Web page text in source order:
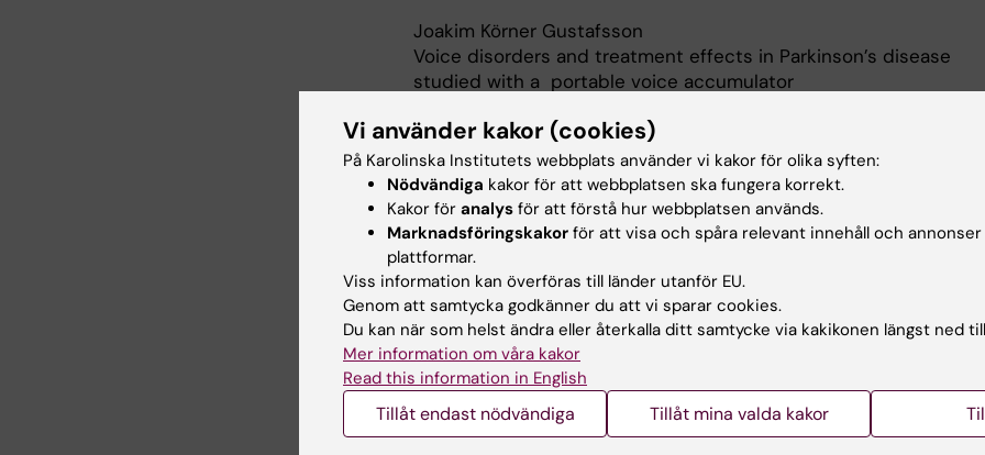
Joakim Körner Gustafsson
Voice disorders and treatment effects in Parkinson’s disease
studied with a portable voice accumulator
2019
Liv Thalén
Medical decision-making capacity among geriatric patients with
without dementia : communication-based approaches for
assessment and facilitation
2018
Sara Stormoen
Medical decision-making in Alzheimer’s disease: a linguistic
approach
Vi använder kakor (cookies)
På Karolinska Institutets webbplats använder vi kakor för olika syften:
Nödvändiga kakor för att webbplatsen ska fungera korrekt.
Kakor för analys för att förstå hur webbplatsen används.
Marknadsföringskakor för att visa och spåra relevant innehåll och
plattformar.
Viss information kan överföras till länder utanför EU.
Genom att samtycka godkänner du att vi sparar cookies.
Du kan när som helst ändra eller återkalla ditt samtycke via kakikonen längst ned
Mer information om våra kakor
Read this information in English
Tillåt endast nödvändiga Tillåt mina valda kakor